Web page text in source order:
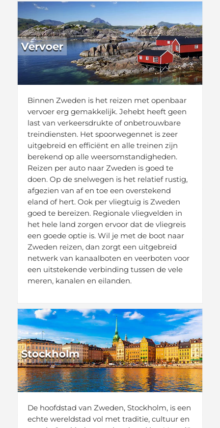
Vervoer
Binnen Zweden is het reizen met openbaar
vervoer erg gemakkelijk. Jehebt heeft geen
last van verkeersdrukte of onbetrouwbare
treindiensten. Het spoorwegennet is zeer
uitgebreid en efficiënt en alle treinen zijn
berekend op alle weersomstandigheden.
Reizen per auto naar Zweden is goed te
doen. Op de snelwegen is het relatief rustig,
afgezien van af en toe een overstekend
eland of hert. Ook per vliegtuig is Zweden
goed te bereizen. Regionale vliegvelden in
het hele land zorgen ervoor dat de vliegreis
een goede optie is. Wil je met de boot naar
Zweden reizen, dan zorgt een uitgebreid
netwerk van kanaalboten en veerboten voor
een uitstekende verbinding tussen de vele
meren, kanalen en eilanden.
Stockholm
De hoofdstad van Zweden, Stockholm, is een
echte wereldstad vol met traditie, cultuur en